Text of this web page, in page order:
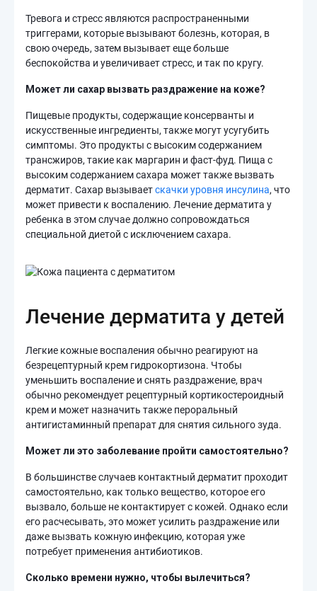
Тревога и стресс являются распространенными
триггерами, которые вызывают болезнь, которая, в
свою очередь, затем вызывает еще больше
беспокойства и увеличивает стресс, и так по кругу.
Может ли сахар вызвать раздражение на коже?
Пищевые продукты, содержащие консерванты и
искусственные ингредиенты, также могут усугубить
симптомы. Это продукты с высоким содержанием
трансжиров, такие как маргарин и фаст-фуд. Пища с
высоким содержанием сахара может также вызвать
дерматит. Сахар вызываетскачки уровня инсулина, что
может привести к воспалению. Лечение дерматита у
ребенка в этом случае должно сопровождаться
специальной диетой с исключением сахара.
Лечение дерматита у детей
Легкие кожные воспаления обычно реагируют на
безрецептурный крем гидрокортизона. Чтобы
уменьшить воспаление и снять раздражение, врач
обычно рекомендует рецептурный кортикостероидный
крем и может назначить также пероральный
антигистаминный препарат для снятия сильного зуда.
Может ли это заболевание пройти самостоятельно?
В большинстве случаев контактный дерматит проходит
самостоятельно, как только вещество, которое его
вызвало, больше не контактирует с кожей. Однако если
его расчесывать, это может усилить раздражение или
даже вызвать кожную инфекцию, которая уже
потребует применения антибиотиков.
Сколько времени нужно, чтобы вылечиться?